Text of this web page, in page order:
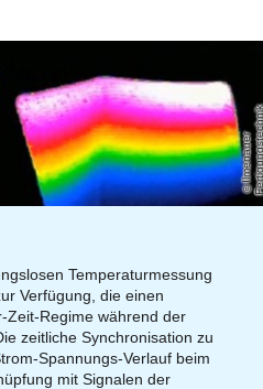
Temperaturmessung
Verfügung, die einen
Zeit-Regime während der
zeitliche Synchronisation zu
Spannungs-Verlauf beim
mit Signalen der
Il
m
e
n
a
u
e
r
F
e
r
ti
g
u
n
g
s
t
e
c
h
ni